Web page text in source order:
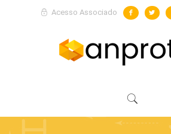
Acesso Associado